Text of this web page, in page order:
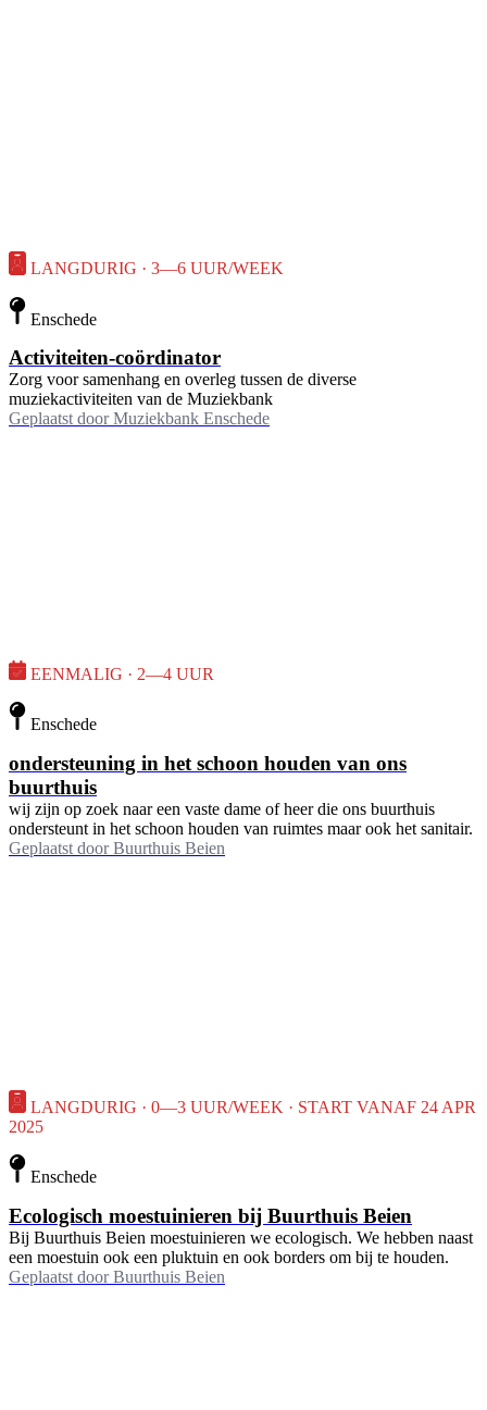
LANGDURIG · 3—6 UUR/WEEK
Enschede
Activiteiten-coördinator
Zorg voor samenhang en overleg tussen de diverse
muziekactiviteiten van de Muziekbank
Geplaatst door Muziekbank Enschede
EENMALIG · 2—4 UUR
Enschede
ondersteuning in het schoon houden van ons
buurthuis
wij zijn op zoek naar een vaste dame of heer die ons buurthuis
ondersteunt in het schoon houden van ruimtes maar ook het sanitair.
Geplaatst door Buurthuis Beien
LANGDURIG · 0—3 UUR/WEEK · START VANAF 24 APR
2025
Enschede
Ecologisch moestuinieren bij Buurthuis Beien
Bij Buurthuis Beien moestuinieren we ecologisch. We hebben naast
een moestuin ook een pluktuin en ook borders om bij te houden.
Geplaatst door Buurthuis Beien